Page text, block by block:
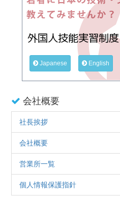
English
Japanese
会社概要
社長挨拶
会社概要
営業所一覧
個人情報保護指針